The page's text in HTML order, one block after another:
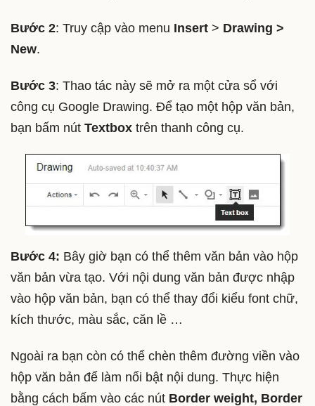
Bước 2: Truy cập vào menu Insert > Drawing >
New.
Bước 3: Thao tác này sẽ mở ra một cửa sổ với
công cụ Google Drawing. Để tạo một hộp văn bản,
bạn bấm nút Textbox trên thanh công cụ.
Bước 4: Bây giờ bạn có thể thêm văn bản vào hộp
văn bản vừa tạo. Với nội dung văn bản được nhập
vào hộp văn bản, bạn có thể thay đổi kiểu font chữ,
kích thước, màu sắc, căn lề …
Ngoài ra bạn còn có thể chèn thêm đường viền vào
hộp văn bản để làm nổi bật nội dung. Thực hiện
bằng cách bấm vào các nút Border weight, Border